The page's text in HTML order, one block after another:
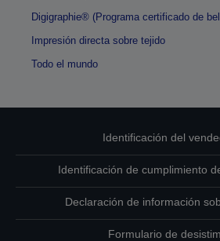
Digigraphie® (Programa certificado de
Impresión directa sobre tejido
Todo el mundo
Identificación del
Identificación de cumplimiento
Declaración de información
Formulario de